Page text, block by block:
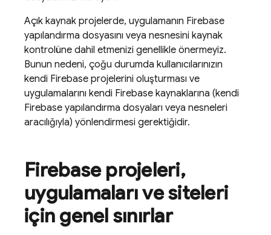
Açık kaynak projelerde, uygulamanın Firebase
yapılandırma dosyasını veya nesnesini kaynak
kontrolüne dahil etmenizi genellikle önermeyiz.
Bunun nedeni, çoğu durumda kullanıcılarınızın
kendi Firebase projelerini oluşturması ve
uygulamalarını kendi Firebase kaynaklarına (kendi
Firebase yapılandırma dosyaları veya nesneleri
aracılığıyla) yönlendirmesi gerektiğidir.
Firebase projeleri,
uygulamaları ve siteleri
için genel sınırlar